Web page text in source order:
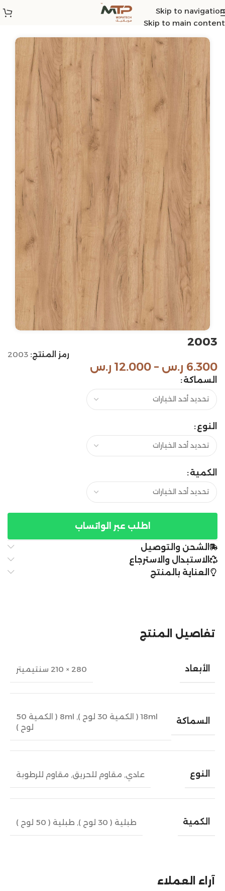
Skip to navigation
Skip to main content
الرئيسية/
ST3
/
ST12
2003
رمز المنتج: 2003
6.300 ر.س –
12.000 ر.س
السماكة
النوع
الكمية
اطلب عبر الواتساب
الشحن والتوصيل
الاستبدال والاسترجاع
العناية بالمنتج
تفاصيل المنتج
الأبعاد 280 × 210 سنتيميتر
السماكة 18ml ( الكمية 30 لوح ) ,
8ml ( الكمية 50
لوح )
النوع عادي, مقاوم للحريق, مقاوم للرطوبة
الكمية طبلية ( 30 لوح ) , طبلية ( 50 لوح )
آراء العملاء